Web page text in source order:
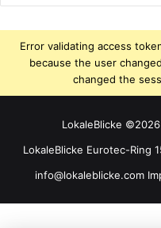
Error validating access
because the user
changed the
LokaleBlicke
LokaleBlicke Eurotec-Ring
info@lokaleblicke.com